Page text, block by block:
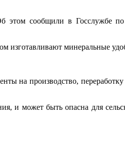
сообщили в Госслужбе по
изготавливают минеральные
на производство,
и может быть опасна для